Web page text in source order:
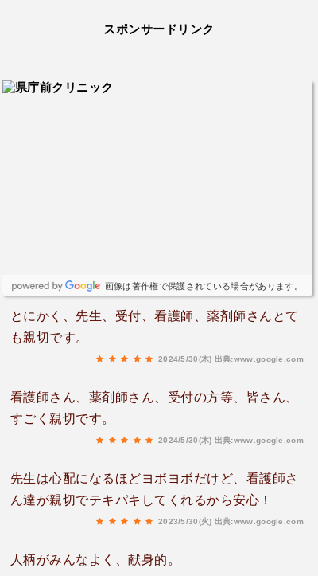
スポンサードリンク
画像は著作権で保護されている場合があります。
とにかく、先生、受付、看護師、薬剤師さんとて
も親切です。
2024/5/30(木) 出典:www.google.com
看護師さん、薬剤師さん、受付の方等、皆さん、
すごく親切です。
2024/5/30(木) 出典:www.google.com
先生は心配になるほどヨボヨボだけど、看護師さ
ん達が親切でテキパキしてくれるから安心！
2023/5/30(火) 出典:www.google.com
人柄がみんなよく、献身的。